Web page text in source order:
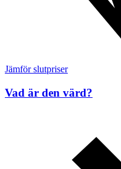
Jämför slutpriser
Vad är den värd?